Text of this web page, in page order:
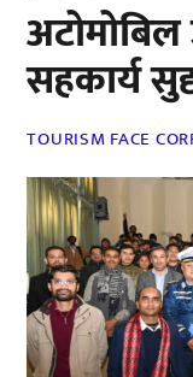
अटोमोबिल
सहकार्य
TOURISM FACE